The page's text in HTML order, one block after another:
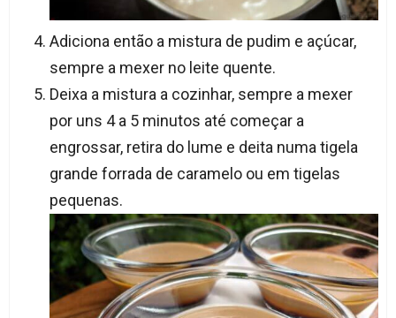
Adiciona então a mistura de pudim e açúcar,
sempre a mexer no leite quente.
Deixa a mistura a cozinhar, sempre a mexer
por uns 4 a 5 minutos até começar a
engrossar, retira do lume e deita numa tigela
grande forrada de caramelo ou em tigelas
pequenas.